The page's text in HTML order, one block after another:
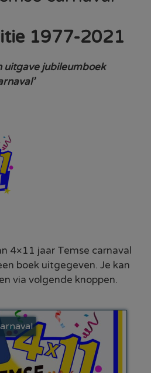
1977-2021
uitgave jubileumboek
4×11 jaar Temse carnaval
boek uitgegeven. Je kan
via volgende knoppen.